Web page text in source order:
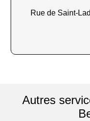
Rue de Saint-
Autres